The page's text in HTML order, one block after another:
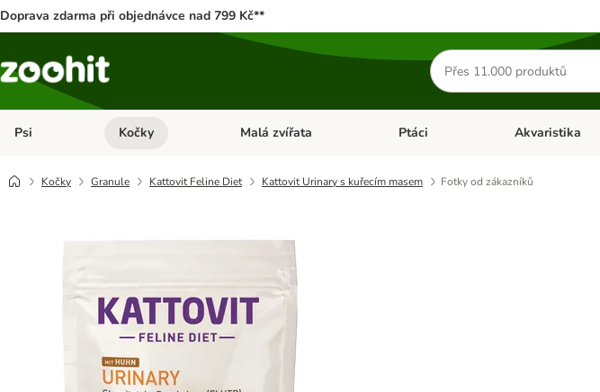
Doprava zdarma při objednávce nad 799 Kč**
Hledat
produkty
Psi Otevřít menu: Psi
Kočky Otevřít menu: Kočky
Malá zvířata Otevřít menu: Malá zvířata
Ptáci Otevřít menu: Ptáci
Akvaristika
Kočky Granule Kattovit Feline Diet Kattovit Urinary s kuřecím masem Fotky od zákazníků